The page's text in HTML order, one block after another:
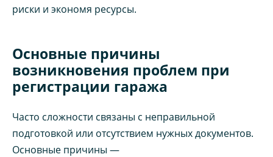
риски и экономя ресурсы.
Основные причины
возникновения проблем при
регистрации гаража
Часто сложности связаны с неправильной
подготовкой или отсутствием нужных документов.
Основные причины —